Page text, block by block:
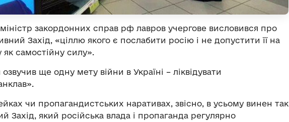
закордонних справ рф лавров учергове висловився про
Захід, «ціллю якого є послабити росію і не допустити її на
самостійну силу».
ще одну мету війни в Україні – ліквідувати
чи пропагандистських наративах, звісно, в усьому винен так
Захід, який російська влада і пропаганда регулярно